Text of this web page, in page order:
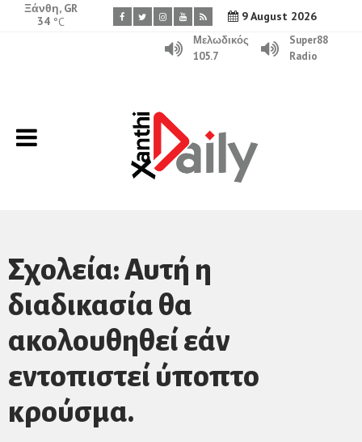
9 August 2026
Ξάνθη, GR
34 °C
Μελωδικός
105.7
Super88
Radio
Σχολεία: Αυτή η
διαδικασία θα
ακολουθηθεί εάν
εντοπιστεί ύποπτο
κρούσμα.